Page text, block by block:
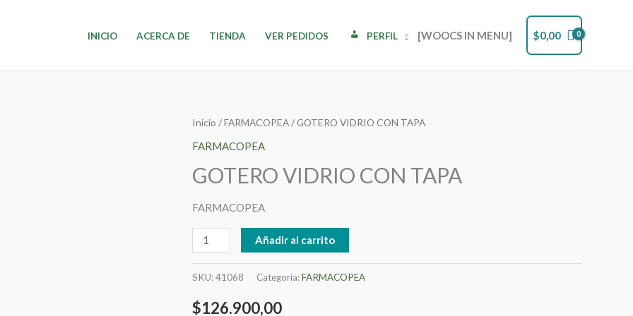
INICIO ACERCA DE TIENDA VER PEDIDOS PERFIL [WOOCS IN MENU] $0,00
Inicio /FARMACOPEA/ GOTERO VIDRIO CON TAPA
FARMACOPEA
GOTERO VIDRIO CON TAPA
FARMACOPEA
GOTERO
VIDRIO
TAPA
Añadir al carrito
SKU:41068 Categoría:FARMACOPEA
$126.900,00